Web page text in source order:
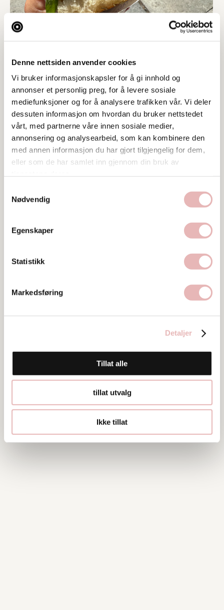
Denne nettsiden anvender cookies
Vi bruker informasjonskapsler for å gi innhold og
annonser et personlig preg, for å levere sosiale
mediefunksjoner og for å analysere trafikken vår. Vi deler
dessuten informasjon om hvordan du bruker nettstedet
vårt, med partnerne våre innen sosiale medier,
annonsering og analysearbeid, som kan kombinere den
med annen informasjon du har gjort tilgjengelig for dem,
eller som de har samlet inn gjennom din bruk av
Nødvendig
Egenskaper
Statistikk
Markedsføring
Detaljer
Tillat alle
tillat utvalg
Ikke tillat
Tar BYENgavekortet
Besøksadresse
Web